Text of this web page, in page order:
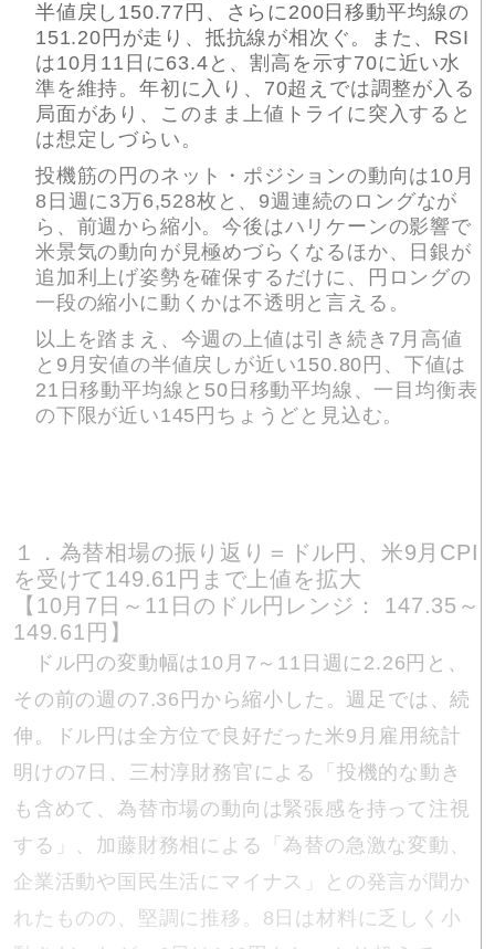
半値戻し150.77円、さらに200日移動平均線の
151.20円が走り、抵抗線が相次ぐ。また、RSI
は10月11日に63.4と、割高を示す70に近い水
準を維持。年初に入り、70超えでは調整が入る
局面があり、このまま上値トライに突入すると
は想定しづらい。
投機筋の円のネット・ポジションの動向は10月
8日週に3万6,528枚と、9週連続のロングなが
ら、前週から縮小。今後はハリケーンの影響で
米景気の動向が見極めづらくなるほか、日銀が
追加利上げ姿勢を確保するだけに、円ロングの
一段の縮小に動くかは不透明と言える。
以上を踏まえ、今週の上値は引き続き7月高値
と9月安値の半値戻しが近い150.80円、下値は
21日移動平均線と50日移動平均線、一目均衡表
の下限が近い145円ちょうどと見込む。
１．為替相場の振り返り＝ドル円、米9月CPI
を受けて149.61円まで上値を拡大
【10月7日～11日のドル円レンジ： 147.35～
149.61円】
ドル円の変動幅は10月7～11日週に2.26円と、
その前の週の7.36円から縮小した。週足では、続
伸。ドル円は全方位で良好だった米9月雇用統計
明けの7日、三村淳財務官による「投機的な動き
も含めて、為替市場の動向は緊張感を持って注視
する」、加藤財務相による「為替の急激な変動、
企業活動や国民生活にマイナス」との発言が聞か
れたものの、堅調に推移。8日は材料に乏しく小